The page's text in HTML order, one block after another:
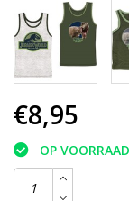
€8,95
OP VOORRAAD